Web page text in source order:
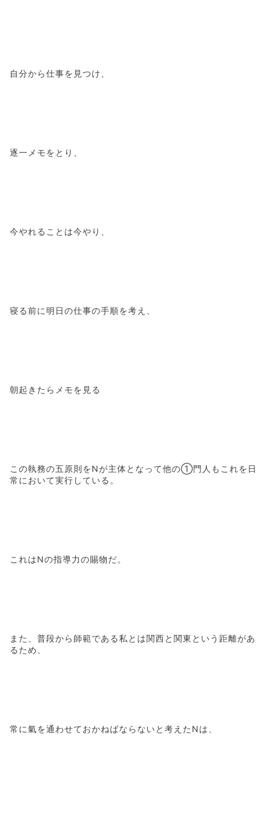
自分から仕事を見つけ、
逐一メモをとり、
今やれることは今やり、
寝る前に明日の仕事の手順を考え、
朝起きたらメモを見る
この執務の五原則をNが主体となって他の①門人もこれを日
常において実行している。
これはNの指導力の賜物だ。
また、普段から師範である私とは関西と関東という距離があ
るため、
常に氣を通わせておかねばならないと考えたNは、